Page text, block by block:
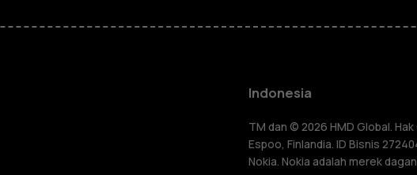
Feature
Aksesori
Indonesia
TM dan © 2026 HMD Global.
Espoo, Finlandia. ID Bisnis
Nokia. Nokia adalah merek